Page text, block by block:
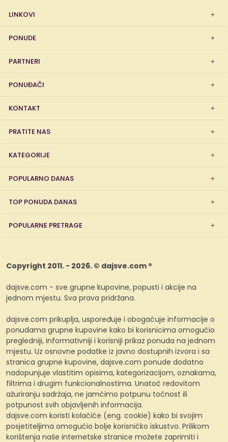
LINKOVI
PONUDE
PARTNERI
PONUĐAČI
KONTAKT
PRATITE NAS
KATEGORIJE
POPULARNO DANAS
TOP PONUDA DANAS
POPULARNE PRETRAGE
Copyright 2011. - 2026. © dajsve.com ®
dajsve.com - sve grupne kupovine, popusti i akcije na
jednom mjestu. Sva prava pridržana.
dajsve.com prikuplja, uspoređuje i obogaćuje informacije o
ponudama grupne kupovine kako bi korisnicima omogućio
pregledniji, informativniji i korisniji prikaz ponuda na jednom
mjestu. Uz osnovne podatke iz javno dostupnih izvora i sa
stranica grupne kupovine, dajsve.com ponude dodatno
nadopunjuje vlastitim opisima, kategorizacijom, oznakama,
filtrima i drugim funkcionalnostima. Unatoč redovitom
ažuriranju sadržaja, ne jamčimo potpunu točnost ili
potpunost svih objavljenih informacija.
dajsve.com koristi kolačiće (eng. cookie) kako bi svojim
posjetiteljima omogućio bolje korisničko iskustvo. Prilikom
korištenja naše internetske stranice možete zaprimiti i